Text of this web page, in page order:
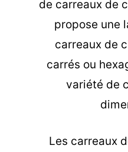
de carreaux de
propose une
carreaux de
carrés ou
variété de
Les carreaux